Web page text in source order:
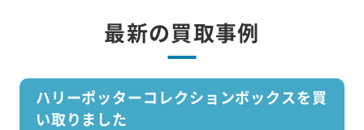
最新の買取事例
ハリーポッターコレクションボックスを買
い取りました